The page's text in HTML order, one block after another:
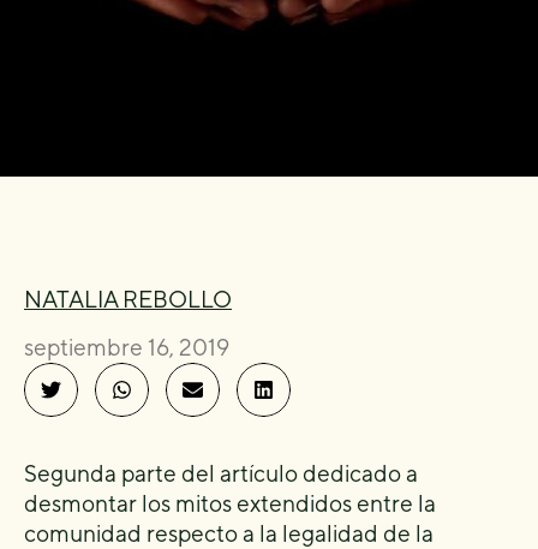
NATALIA REBOLLO
septiembre 16, 2019
Segunda parte del artículo dedicado a
desmontar los mitos extendidos entre la
comunidad respecto a la legalidad de la